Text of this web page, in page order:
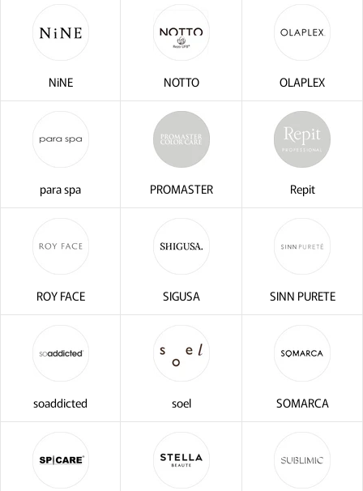
NiNE NOTTO OLAPLEX
para spa PROMASTER Repit
ROY FACE SIGUSA SINN PURETE
soaddicted soel SOMARCA